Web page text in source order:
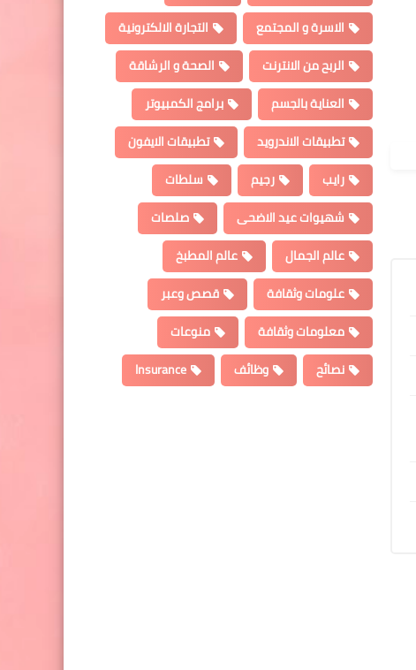
الاسرة و المجتمع
التجارة الالكترونية
الربح من الانترنت
الصحة و الرشاقة
العناية بالجسم
برامج الكمبيوتر
تطبيقات الاندرويد
تطبيقات الايفون
رايب
رجيم
سلطات
شهيوات عيد الاضحى
صلصات
عالم الجمال
عالم المطبخ
علومات وثقافة
قصص وعبر
معلومات وثقافة
منوعات
نصائح
وظائف Insurance